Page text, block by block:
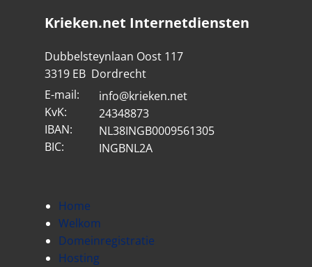
Krieken.net Internetdiensten
Dubbelsteynlaan Oost 117
3319 EB Dordrecht
info@krieken.net
24348873
NL38INGB0009561305
INGBNL2A
E-mail:
KvK:
IBAN:
BIC:
Home
Welkom
Domeinregistratie
Hosting